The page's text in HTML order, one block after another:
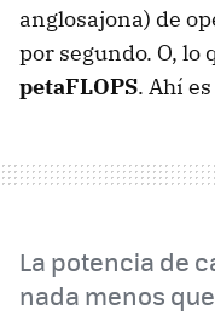
anglosajona) de
por segundo. O, lo
petaFLOPS. Ahí
La potencia de
nada menos